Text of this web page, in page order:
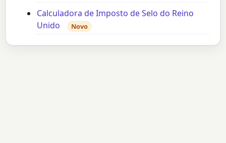
Calculadora de Imposto de Selo do Reino
Unido
Novo